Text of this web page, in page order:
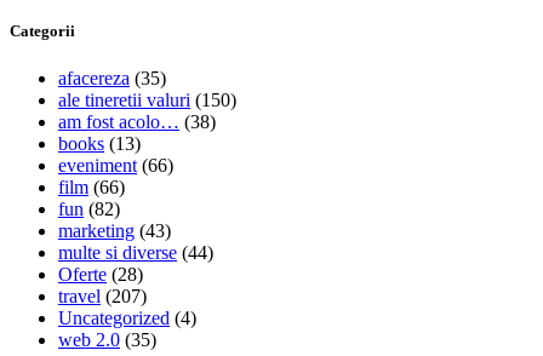
Categorii
afacereza (35)
ale tineretii valuri (150)
am fost acolo… (38)
books (13)
eveniment (66)
film (66)
fun (82)
marketing (43)
multe si diverse (44)
Oferte (28)
travel (207)
Uncategorized (4)
web 2.0 (35)